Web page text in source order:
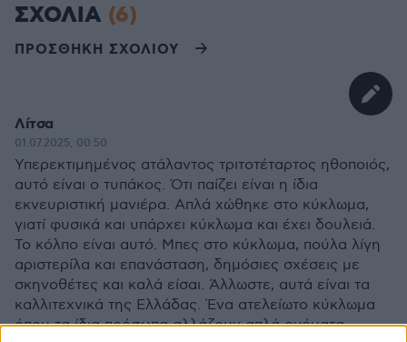
ΣΧΟΛΙΑ (6)
ΠΡΟΣΘΗΚΗ ΣΧΟΛΙΟΥ
Λίτσα
01.07.2025, 00:50
Υπερεκτιμημένος ατάλαντος τριτοτέταρτος ηθοποιός,
αυτό είναι ο τυπάκος. Ότι παίζει είναι η ίδια
εκνευριστική μανιέρα. Απλά χώθηκε στο κύκλωμα,
γιατί φυσικά και υπάρχει κύκλωμα και έχει δουλειά.
Το κόλπο είναι αυτό. Μπες στο κύκλωμα, πούλα λίγη
αριστερίλα και επανάσταση, δημόσιες σχέσεις με
σκηνοθέτες και καλά είσαι. Άλλωστε, αυτά είναι τα
καλλιτεχνικά της Ελλάδας. Ένα ατελείωτο κύκλωμα
όπου τα ίδια πρόσωπα αλλάζουν απλά ονόματα.